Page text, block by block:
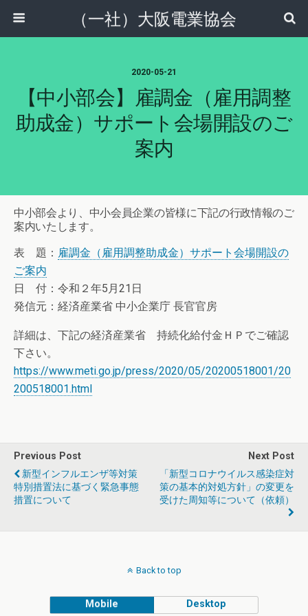
（一社）大阪電業協会
2020-05-21
【中小部会】雇調金（雇用調整
助成金）サポート会場開設のご
案内
中小部会より、中小会員企業の皆様に下記の行政情報のご
案内いたします。
表 題： 雇調金（雇用調整助成金）サポート会場開設の
ご案内
日 付：令和２年5月21日
発信元：経済産業省 中小企業庁 長官官房
詳細は、下記の経済産業省 持続化給付金ＨＰでご確認
下さい。
https://www.meti.go.jp/press/2020/05/20200518001/20
200518001.html
Previous Post
新型インフルエンザ等対策
特別措置法に基づく緊急事態
措置について
Next Post
「新型コロナウイルス感染症対
策の基本的対処方針」の変更を
受けた周知等について（依頼）
Back to top
Mobile Desktop